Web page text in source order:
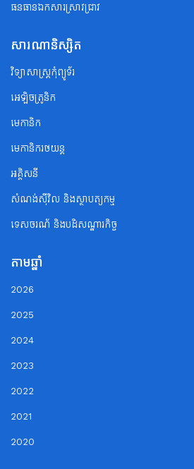
ធនធានឯកសារស្រាវជ្រាវ
សារណានិស្សិត
វិទ្យាសាស្ត្រកុំព្យូទ័រ
អេឡិចត្រូនិក
មេកានិក
មេកានិករថយន្ត
អគ្គិសនី
សំណង់ស៊ីវិល និងស្ថាបត្យកម្ម
ទេសចរណ័ និងបដិសណ្ឋារកិច្ច
តាមឆ្នាំ
2026
2025
2024
2023
2022
2021
2020